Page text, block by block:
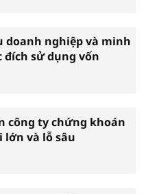
doanh nghiệp và minh
đích sử dụng vốn
công ty chứng khoán
lớn và lỗ sâu